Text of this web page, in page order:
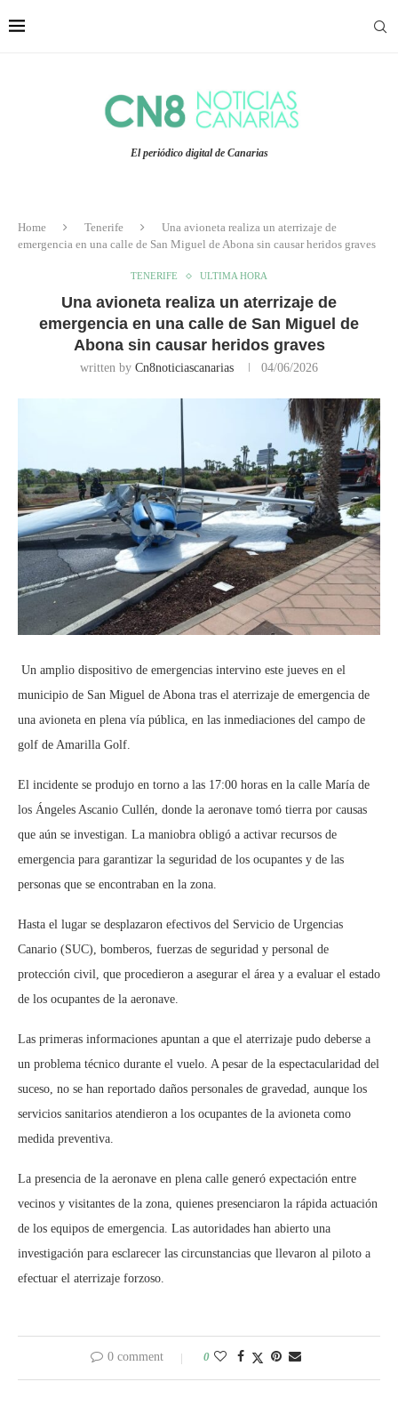
El periódico digital de Canarias
Home Tenerife
Una avioneta realiza un aterrizaje de
emergencia en una calle de San Miguel de Abona sin causar heridos graves
TENERIFE ULTIMA HORA
Una avioneta realiza un aterrizaje de
emergencia en una calle de San Miguel de
Abona sin causar heridos graves
written by Cn8noticiascanarias 04/06/2026
Un amplio dispositivo de emergencias intervino este jueves en el
municipio de San Miguel de Abona tras el aterrizaje de emergencia de
una avioneta en plena vía pública, en las inmediaciones del campo de
golf de Amarilla Golf.
El incidente se produjo en torno a las 17:00 horas en la calle María de
los Ángeles Ascanio Cullén, donde la aeronave tomó tierra por causas
que aún se investigan. La maniobra obligó a activar recursos de
emergencia para garantizar la seguridad de los ocupantes y de las
personas que se encontraban en la zona.
Hasta el lugar se desplazaron efectivos del Servicio de Urgencias
Canario (SUC), bomberos, fuerzas de seguridad y personal de
protección civil, que procedieron a asegurar el área y a evaluar el estado
de los ocupantes de la aeronave.
Las primeras informaciones apuntan a que el aterrizaje pudo deberse a
un problema técnico durante el vuelo. A pesar de la espectacularidad del
suceso, no se han reportado daños personales de gravedad, aunque los
servicios sanitarios atendieron a los ocupantes de la avioneta como
medida preventiva.
La presencia de la aeronave en plena calle generó expectación entre
vecinos y visitantes de la zona, quienes presenciaron la rápida actuación
de los equipos de emergencia. Las autoridades han abierto una
investigación para esclarecer las circunstancias que llevaron al piloto a
efectuar el aterrizaje forzoso.
0 comment 0